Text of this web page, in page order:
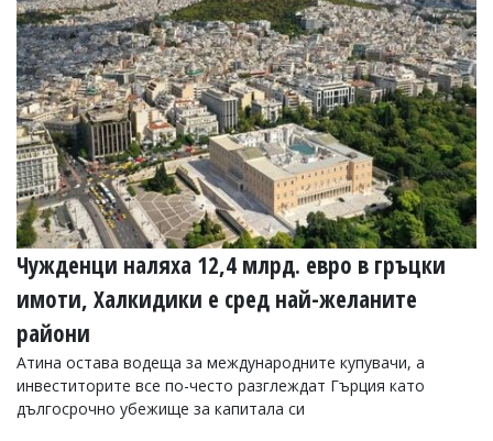
УКРАЙНА
СПОРТ
РАЗСЛЕДВАНЕ
БИЗНЕС
ЮГ
Управители:
Веселин
Василев,
email:
v.vasilev@flagman.bg
Катя
еmail:k.kassabova@flagman.bg
редактор:
Иван
Чужденци наляха 12,4 млрд. евро в гръцки
имоти, Халкидики е сред най-желаните
райони
Атина остава водеща за международните купувачи, а
инвеститорите все по-често разглеждат Гърция като
дългосрочно убежище за капитала си